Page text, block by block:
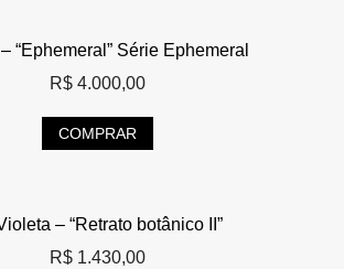
“Ephemeral” Série Ephemeral
R$4.000,00
COMPRAR
– “Retrato botânico II”
R$1.430,00